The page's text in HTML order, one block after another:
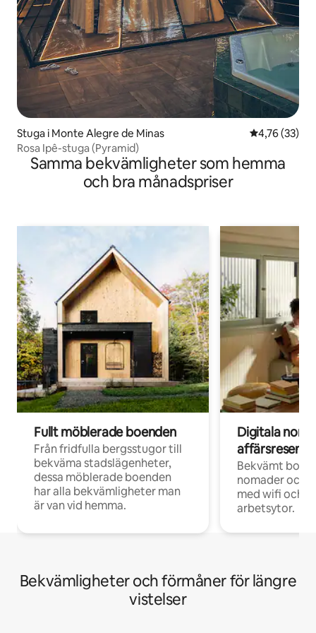
Stuga i Monte Alegre de Minas 4,76 av 5 i
4,76 (33)
Rosa Ipê-stuga (Pyramid)
Samma bekvämligheter som hemma
och bra månadspriser
Fullt möblerade boenden
Från fridfulla bergsstugor till
bekväma stadslägenheter,
dessa möblerade boenden
har alla bekvämligheter man
är van vid hemma.
Digitala
Bekvämt
nomader och
med wifi och
arbetsytor.
Bekvämligheter och förmåner för längre
vistelser